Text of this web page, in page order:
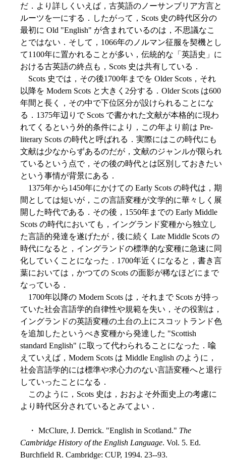
だ．より詳しくいえば，古英語のノーサンブリア方言と
ルーツを一にする．したがって，Scots 史の時代区分の
最初に Old "English" が含まれているのは，不思議なこ
とではない．そして，1066年のノルマン征服を契機とし
て1100年に置かれることが多い，伝統的な「英語史」に
おける古英語の終点も，Scots 史は共有している．
Scots 史では，その後1700年までを Older Scots，それ
以降を Modern Scots と大きく2分する．Older Scots は600
年間と長く，その中で下位区分が設けられることにな
る．1375年辺りで Scots で書かれた文献が本格的に現わ
れてくるという外的条件により，この年より前は Pre-
literary Scots の時代と呼ばれる．実際にはこの時代にも
文献は少なからずあるのだが，文献のジャンルが限られ
ているという点で，その後の時代とは区別しておきたい
という事情が背景にある．
1375年から1450年にかけての Early Scots の時代は，期
間としては短いが，この言語変種が文学的に華々しく展
開した時代である．その後，1550年までの Early Middle
Scots の時代においても，イングランド変種から独立し
た言語的発達を遂げたが，後に続く Late Middle Scots の
時代になると，イングランドの標準的な変種に急速に同
化していくことになった．1700年近くになると，書き言
葉においては，かつての Scots の面影が稀なほどにまで
なっている．
1700年以降の Modern Scots は，それまで Scots が持っ
ていた社会言語学的自律性や規範を失い，その役割は，
イングランドの英語変種の土台の上にスコットランド色
を追加したというべき変種から発達した "Scottish
standard English" に取って代わられることになった．喩
えていえば，Modern Scots は Middle English のように，
社会言語学的には標準や求心力のない言語変種へと退行
していったことになる．
このように，Scots 史は，おおよそ外面史上の考慮に
より時代区分されているとみてよい．
・ McClure, J. Derrick. "English in Scotland." The
Cambridge History of the English Language. Vol. 5. Ed.
Burchfield R. Cambridge: CUP, 1994. 23--93.